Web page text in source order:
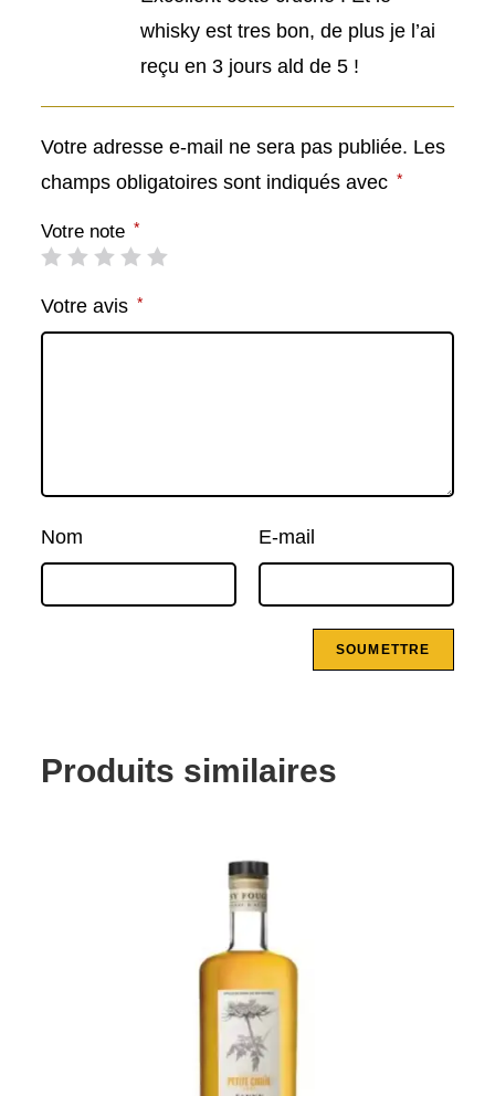
whisky est tres bon, de plus je l’ai
reçu en 3 jours ald de 5 !
Votre adresse e-mail ne sera pas publiée. Les
champs obligatoires sont indiqués avec *
Votre note *
Votre avis *
Nom E-mail
Produits similaires